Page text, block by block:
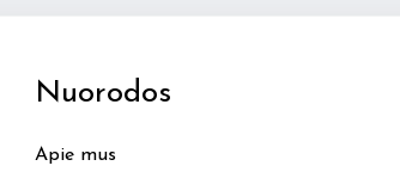
may
Nuorodos
Apie mus